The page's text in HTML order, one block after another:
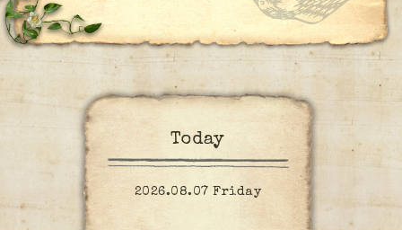
Today
2026.08.07 Friday